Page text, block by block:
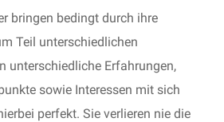
bringen bedingt durch ihre
Teil unterschiedlichen
unterschiedliche Erfahrungen,
sowie Interessen mit sich
perfekt. Sie verlieren nie die